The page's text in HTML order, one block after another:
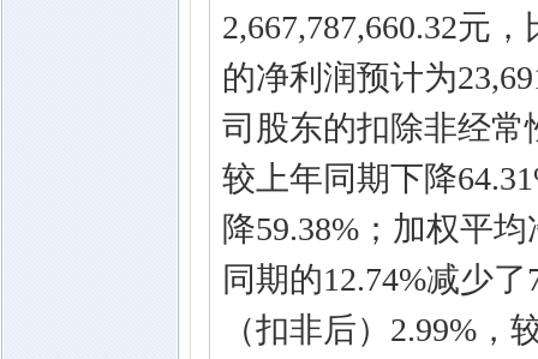
2,667,787,660.32元
的净利润预计为
司股东的扣除非经常
较上年同期下降
降59.38%；加权平
同期的12.74%减少
（扣非后）2.99%，